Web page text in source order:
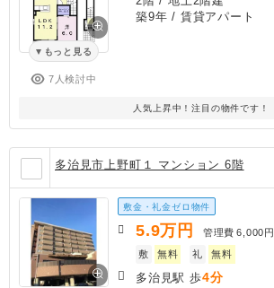
もっと見る
7人検討中
築9年 / 賃貸アパート
人気上昇中！注目の物件です！
多治見市上野町１ マンション 6階
敷金・礼金ゼロ物件
5.9万円 管理費 6,000円
敷
無料 礼 無料
多治見駅 歩4分